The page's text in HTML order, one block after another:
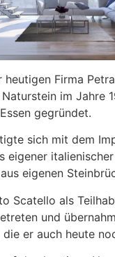
heutigen Firma
im Jahre
gegründet.
sich mit dem
eigener
eigenen
Scatello als
und
er auch heute